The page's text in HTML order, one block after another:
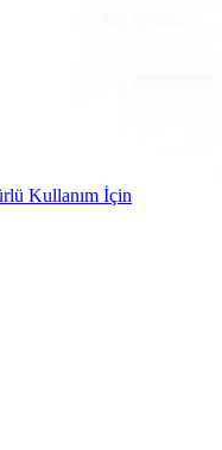
Kullanım İçin